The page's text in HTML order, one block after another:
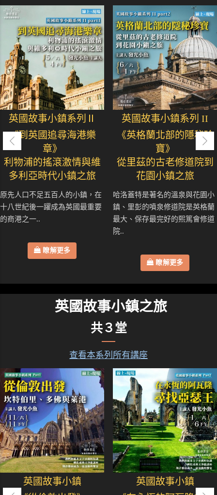
英國故事小鎮系列Ⅱ
《到英國追尋海港樂
章》
利物浦的搖滾激情與維
多利亞時代小鎮之旅
原先人口不足五百人的小鎮，在
十八世紀後一躍成為英國最重要
的商港之一..
瞭解更多
英國故事小鎮系列 II
《英格蘭北部的隱秘珍
寶》
從里茲的古老修道院到
花園小鎮之旅
哈洛蓋特是著名的溫泉與花園小
鎮、里彭的噴泉修道院是英格蘭
最大、保存最完好的熙篤會修道
院..
瞭解更多
英國故事小鎮之旅
共３堂
查看本系列所有講座
英國故事小鎮
英國故事小鎮